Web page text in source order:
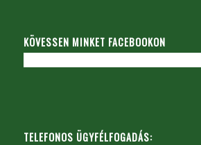
KÖVESSEN MINKET FACEBOOKON
TELEFONOS ÜGYFÉLFOGADÁS: